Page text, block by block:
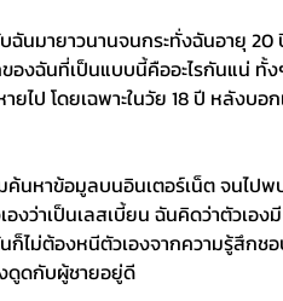
นมายาวนานจนกระทั่งฉันอายุ
องฉันที่เป็นแบบนี้คืออะไรกันแน่
ยไป โดยเฉพาะในวัย 18 ปี หลัง
นหาข้อมูลบนอินเตอร์เน็ต จนไป
องว่าเป็นเลสเบี้ยน ฉันคิดว่าตัวเ
ก็ไม่ต้องหนีตัวเองจากความรู้สึก
ดูดกับผู้ชายอยู่ดี